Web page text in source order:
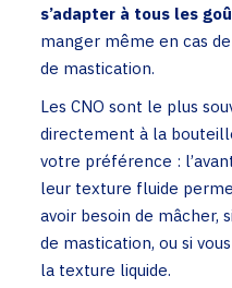
s’adapter à tous les
manger même en cas
de mastication.
Les CNO sont le plus
directement à la
votre préférence :
leur texture fluide
avoir besoin de mâcher,
de mastication, ou si
la texture liquide.